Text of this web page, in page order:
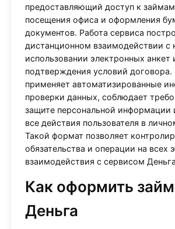
предоставляющий доступ к займам
посещения офиса и оформления
документов. Работа сервиса
дистанционном взаимодействии с
использовании электронных анкет
подтверждения условий
применяет автоматизированные
проверки данных, соблюдает
защите персональной информации
все действия пользователя в
Такой формат позволяет
обязательства и операции на всех
взаимодействия с сервисом
Как оформить
Деньга